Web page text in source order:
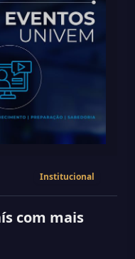
Institucional
com mais